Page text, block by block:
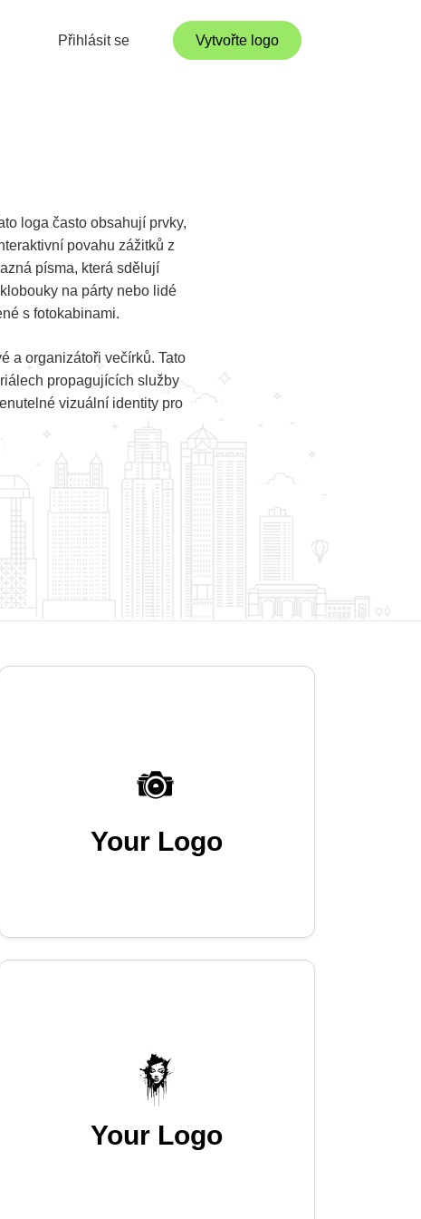
Přihlásit se Vytvořte logo
loga často obsahují prvky,
povahu zážitků z
písma, která sdělují
na párty nebo lidé
s fotokabinami.
a organizátoři večírků. Tato
propagujících služby
vizuální identity pro
Your Logo
Your Logo